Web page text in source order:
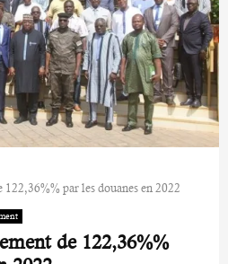
par les douanes en 2022
de 122,36%%